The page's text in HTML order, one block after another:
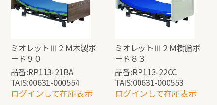
ミオレットⅢ２Ｍ木製ボ
ード９０
品番:RP113-21BA
TAIS:00631-000554
ログインして在庫表示
ミオレットⅢ２Ｍ樹脂ボ
ード８３
品番:RP113-22CC
TAIS:00631-000553
ログインして在庫表示